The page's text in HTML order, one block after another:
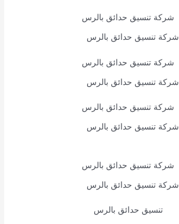
شركة تنسيق حدائق بالرس
شركة تنسيق حدائق بالرس
شركة تنسيق حدائق بالرس
شركة تنسيق حدائق بالرس